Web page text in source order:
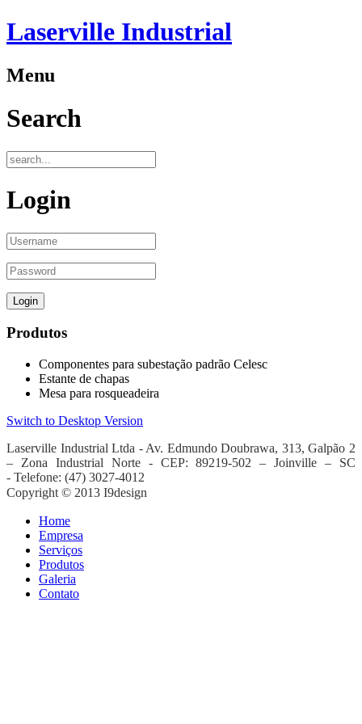
Laserville Industrial
Menu
Search
Login
Produtos
Componentes para subestação padrão Celesc
Estante de chapas
Mesa para rosqueadeira
Switch to Desktop Version
Laserville Industrial Ltda - Av. Edmundo Doubrawa, 313, Galpão 2
– Zona Industrial Norte - CEP: 89219-502 – Joinville – SC
- Telefone: (47) 3027-4012
Copyright © 2013 I9design
Home
Empresa
Serviços
Produtos
Galeria
Contato